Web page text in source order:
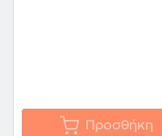
Προσθήκη